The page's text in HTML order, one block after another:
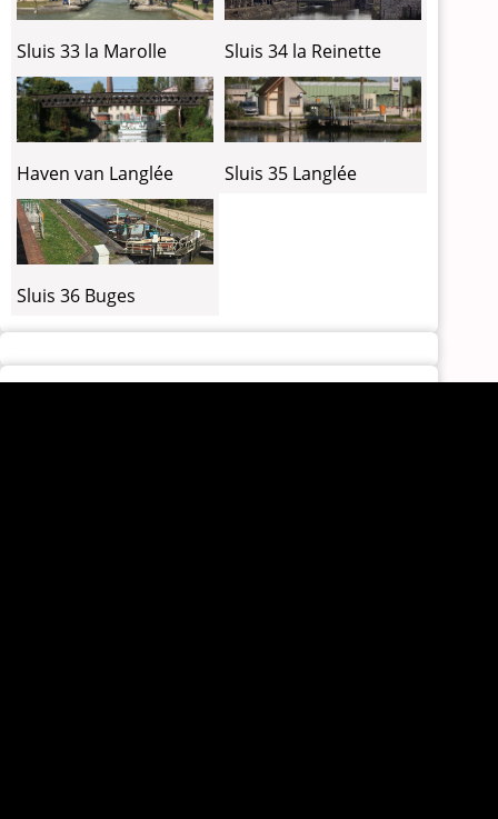
Sluis 33 la Marolle Sluis 34 la Reinette
Haven van Langlée Sluis 35 Langlée
Sluis 36 Buges